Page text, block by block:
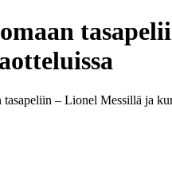
– Lionel Messillä ja